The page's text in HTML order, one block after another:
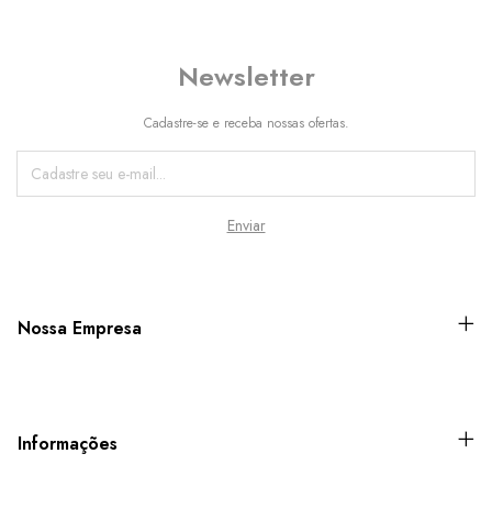
Newsletter
Cadastre-se e receba nossas ofertas.
Nossa Empresa
Informações